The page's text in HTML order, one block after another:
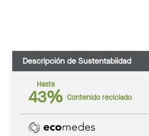
Descripción de Sustentabiidad
Hasta
43% Contenido reciclado